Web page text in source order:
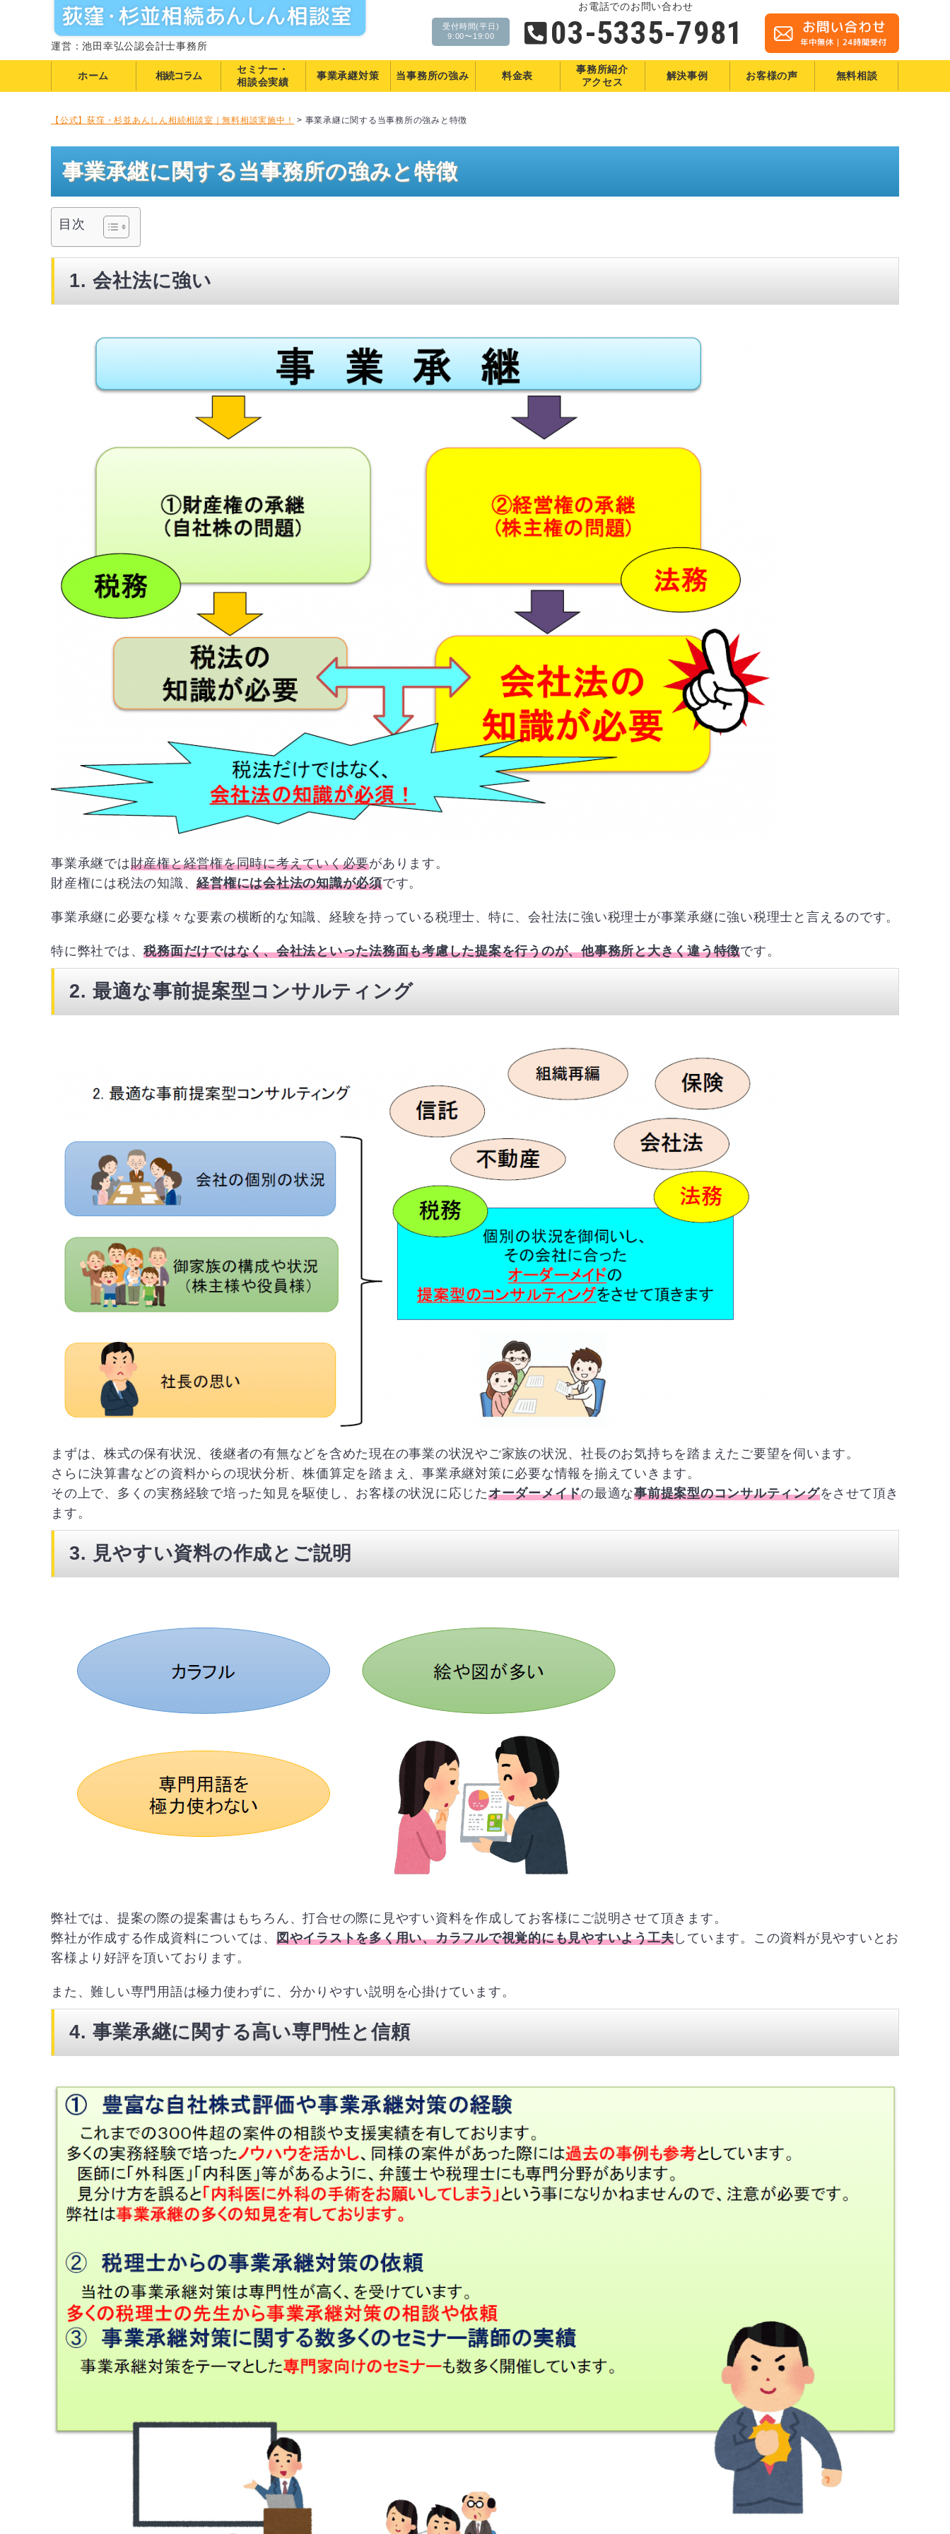
運営：池田幸弘公認会計士事務所
受付時間(平日)
9:00〜19:00
お電話でのお問い合わせ
03-5335-7981
ホーム 相続コラム
セミナー・
相談会実績
事業承継対策 当事務所の強み 料金表
事務所紹介
アクセス
解決事例 お客様の声 無料相談
【公式】荻窪・杉並あんしん相続相談室｜無料相談実施中！ > 事業承継に関する当事務所の強みと特徴
事業承継に関する当事務所の強みと特徴
目次
1. 会社法に強い
事業承継では財産権と経営権を同時に考えていく必要があります。
財産権には税法の知識、経営権には会社法の知識が必須です。
事業承継に必要な様々な要素の横断的な知識、経験を持っている税理士、特に、会社法に強い税理士が事業承継に強い税理士と言えるのです。
特に弊社では、税務面だけではなく、会社法といった法務面も考慮した提案を行うのが、他事務所と大きく違う特徴です。
2. 最適な事前提案型コンサルティング
まずは、株式の保有状況、後継者の有無などを含めた現在の事業の状況やご家族の状況、社長のお気持ちを踏まえたご要望を伺います。
さらに決算書などの資料からの現状分析、株価算定を踏まえ、事業承継対策に必要な情報を揃えていきます。
その上で、多くの実務経験で培った知見を駆使し、お客様の状況に応じたオーダーメイドの最適な事前提案型のコンサルティングをさせて頂き
ます。
3. 見やすい資料の作成とご説明
弊社では、提案の際の提案書はもちろん、打合せの際に見やすい資料を作成してお客様にご説明させて頂きます。
弊社が作成する作成資料については、 図やイラストを多く用い、カラフルで視覚的にも見やすいよう工夫 しています。この資料が見やすいとお
客様より好評を頂いております。
また、難しい専門用語は極力使わずに、分かりやすい説明を心掛けています。
4. 事業承継に関する高い専門性と信頼